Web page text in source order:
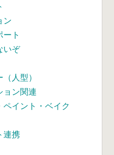
ン
ト
いぞ
人型）
ョン関連
イント・ベイク
連携